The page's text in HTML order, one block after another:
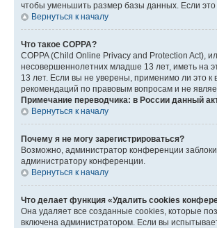
чтобы уменьшить размер базы данных. Если это
Вернуться к началу
Что такое COPPA?
COPPA (Child Online Privacy and Protection Act),
несовершеннолетних младше 13 лет, иметь на
13 лет. Если вы не уверены, применимо ли это
рекомендаций по правовым вопросам и не
Примечание переводчика: в России данный
Вернуться к началу
Почему я не могу зарегистрироваться?
Возможно, администратор конференции
администратору конференции.
Вернуться к началу
Что делает функция «Удалить cookies
Она удаляет все созданные cookies, которые
включена администратором. Если вы